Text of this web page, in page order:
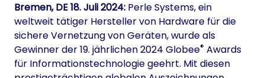
Bremen, DE 18. Juli 2024: Perle Systems, ein
weltweit tätiger Hersteller von Hardware für die
sichere Vernetzung von Geräten, wurde als
Gewinner der 19. jährlichen 2024 Globee® Awards
für Informationstechnologie geehrt. Mit diesen